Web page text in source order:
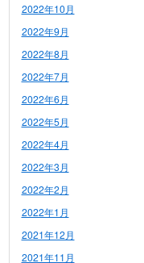
2022年10月
2022年9月
2022年8月
2022年7月
2022年6月
2022年5月
2022年4月
2022年3月
2022年2月
2022年1月
2021年12月
2021年11月